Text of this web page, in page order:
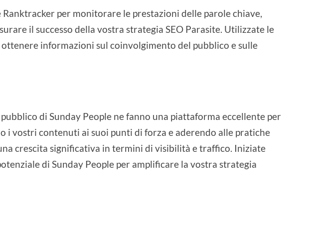
per monitorare le prestazioni delle parole chiave,
il successo della vostra strategia SEO Parasite. Utilizzate le
informazioni sul coinvolgimento del pubblico e sulle
di Sunday People ne fanno una piattaforma eccellente per
i vostri contenuti ai suoi punti di forza e aderendo alle pratiche
crescita significativa in termini di visibilità e traffico. Iniziate
di Sunday People per amplificare la vostra strategia